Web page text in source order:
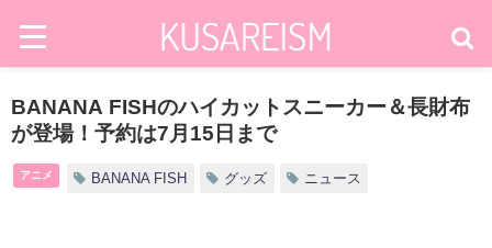
BANANA FISHのハイカットスニーカー＆長財布
が登場！予約は7月15日まで
アニメ BANANA FISH グッズ ニュース